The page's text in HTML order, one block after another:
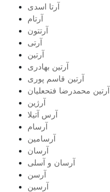
آرتا اسدی
آرتام
آرتتون
آرتی
آرتین
آرتین بهادری
آرتین قاسم پوری
آرتین محمدرضا فتحعلیان
آرژین
آرس آتیلا
آرسام
آرسامین
آرسان
آرسان و آسلی
آرسن
آرسین